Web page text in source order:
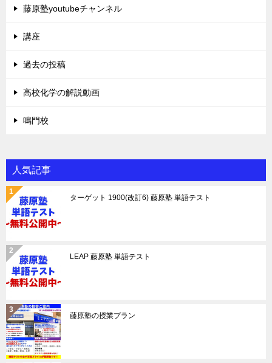
藤原塾youtubeチャンネル
講座
過去の投稿
高校化学の解説動画
鳴門校
人気記事
ターゲット 1900(改訂6) 藤原塾 単語テスト
LEAP 藤原塾 単語テスト
藤原塾の授業プラン